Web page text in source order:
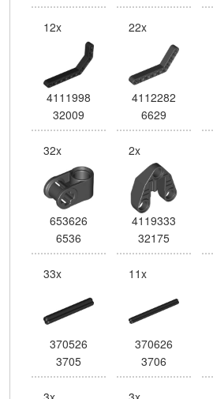
12x
4111998
32009
22x
4112282
6629
32x
653626
6536
2x
4119333
32175
33x
370526
3705
11x
370626
3706